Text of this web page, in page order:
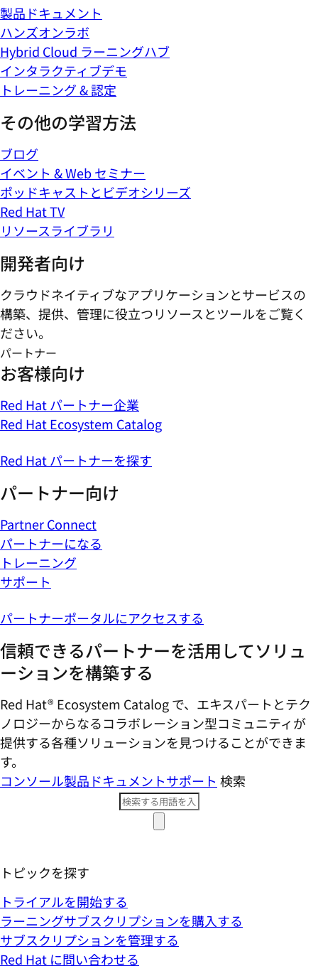
製品ドキュメント
ハンズオンラボ
Hybrid Cloud ラーニングハブ
インタラクティブデモ
トレーニング & 認定
その他の学習方法
ブログ
イベント & Web セミナー
ポッドキャストとビデオシリーズ
Red Hat TV
リソースライブラリ
開発者向け
クラウドネイティブなアプリケーションとサービスの
構築、提供、管理に役立つリソースとツールをご覧く
ださい。
パートナー
お客様向け
Red Hat パートナー企業
Red Hat Ecosystem Catalog
Red Hat パートナーを探す
パートナー向け
Partner Connect
パートナーになる
トレーニング
サポート
パートナーポータルにアクセスする
信頼できるパートナーを活用してソリュ
ーションを構築する
Red Hat® Ecosystem Catalog で、エキスパートとテク
ノロジーからなるコラボレーション型コミ​ュニティが
提供する各種ソリューションを見つけることができま
す。
コンソール製品ドキュメントサポート 検索
トピックを探す
トライアルを開始する
ラーニングサブスクリプションを購入する
サブスクリプションを管理する
Red Hat に問い合わせる